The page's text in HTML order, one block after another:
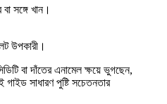
সঙ্গে খান।
উপকারী।
বা দাঁতের এনামেল ক্ষয়ে ভুগছেন,
সাধারণ পুষ্টি সচেতনতার